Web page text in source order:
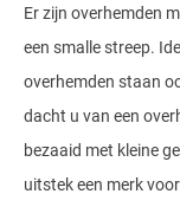
Er zijn overhemden
een smalle streep.
overhemden staan
dacht u van een
bezaaid met kleine
uitstek een merk